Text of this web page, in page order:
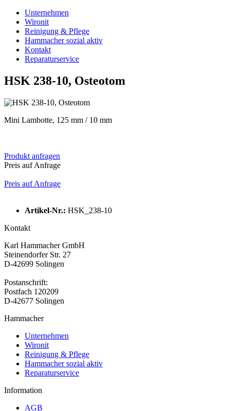
Unternehmen
Wironit
Reinigung & Pflege
Hammacher sozial aktiv
Kontakt
Reparaturservice
HSK 238-10, Osteotom
Mini Lambotte, 125 mm / 10 mm
Produkt anfragen
Preis auf Anfrage
Preis auf Anfrage
Artikel-Nr.: HSK_238-10
Kontakt
Karl Hammacher GmbH
Steinendorfer Str. 27
D-42699 Solingen
Postanschrift:
Postfach 120209
D-42677 Solingen
Hammacher
Unternehmen
Wironit
Reinigung & Pflege
Hammacher sozial aktiv
Reparaturservice
Information
AGB